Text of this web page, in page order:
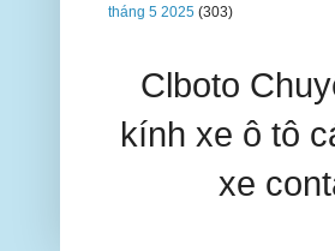
tháng 5 2025 (303)
Clboto
kính xe ô tô
xe